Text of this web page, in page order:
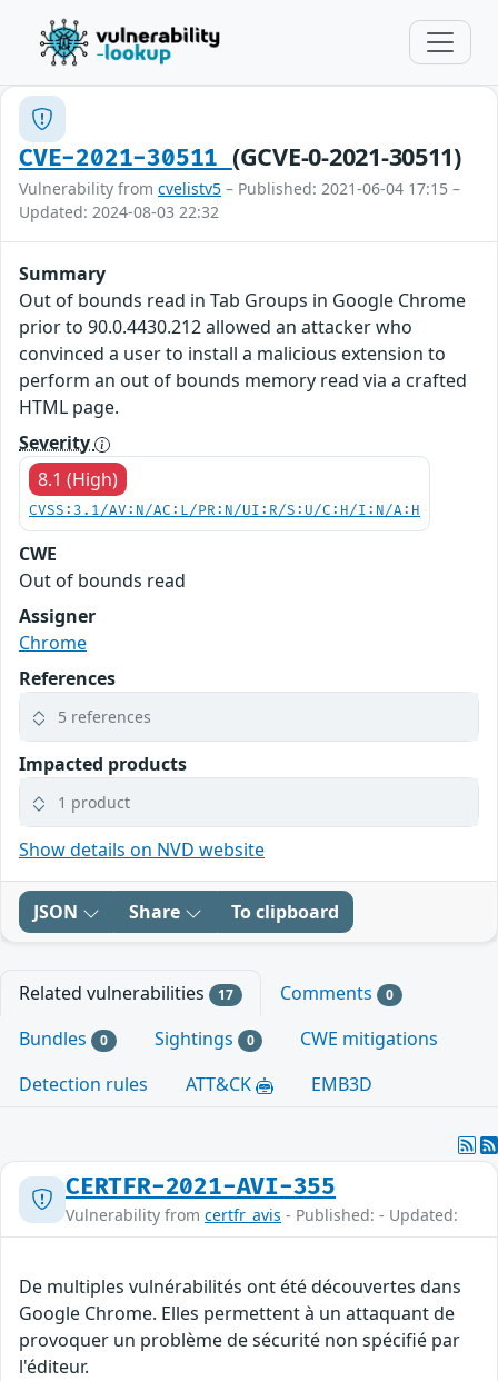
CVE-2021-30511 (GCVE-0-2021-30511)
Vulnerability from cvelistv5 – Published: 2021-06-04 17:15 –
Updated: 2024-08-03 22:32
Summary
Out of bounds read in Tab Groups in Google Chrome
prior to 90.0.4430.212 allowed an attacker who
convinced a user to install a malicious extension to
perform an out of bounds memory read via a crafted
HTML page.
Severity
8.1 (High)
CVSS:3.1/AV:N/AC:L/PR:N/UI:R/S:U/C:H/I:N/A:H
CWE
Out of bounds read
Assigner
Chrome
References
5 references
Impacted products
1 product
Show details on NVD website
JSON Share To clipboard
Related vulnerabilities 17 Comments 0
Bundles 0 Sightings 0
CWE mitigations
Detection rules
ATT&CK EMB3D
CERTFR-2021-AVI-355
Vulnerability from certfr_avis - Published: - Updated:
De multiples vulnérabilités ont été découvertes dans
Google Chrome. Elles permettent à un attaquant de
provoquer un problème de sécurité non spécifié par
l'éditeur.